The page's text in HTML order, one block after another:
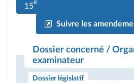
15e
Suivre les
Dossier concerné /
examinateur
Dossier législatif